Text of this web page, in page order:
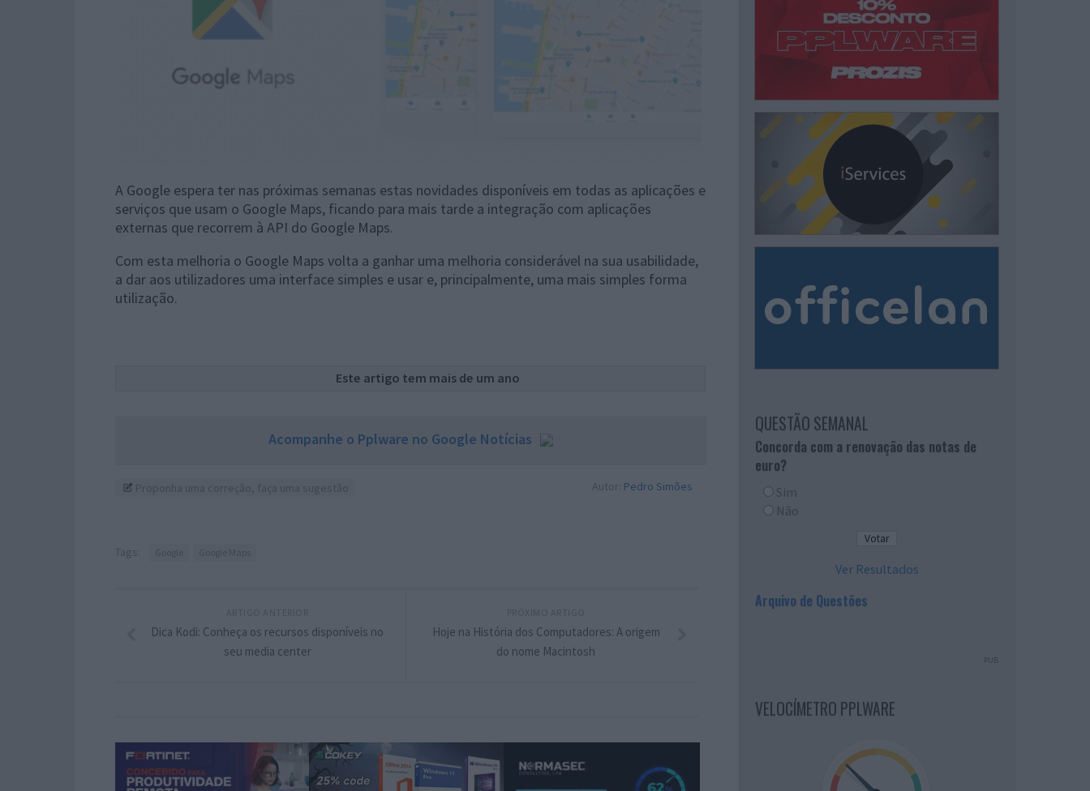
A Google espera ter nas próximas semanas estas novidades disponíveis em todas as aplicações e
serviços que usam o Google Maps, ficando para mais tarde a integração com aplicações
externas que recorrem à API do Google Maps.
Com esta melhoria o Google Maps volta a ganhar uma melhoria considerável na sua usabilidade,
a dar aos utilizadores uma interface simples e usar e, principalmente, uma mais simples forma
utilização.
Este artigo tem mais de um ano
Acompanhe o Pplware no Google Notícias
Autor: Pedro Simões
Tags:
Hoje na História dos Computadores: A origem
do nome Macintosh
Dica Kodi: Conheça os recursos disponíveis no
seu media center
QUESTÃO SEMANAL
Concorda com a renovação das notas de
euro?
Sim
Não
Ver Resultados
Arquivo de Questões
PUB
VELOCÍMETRO PPLWARE